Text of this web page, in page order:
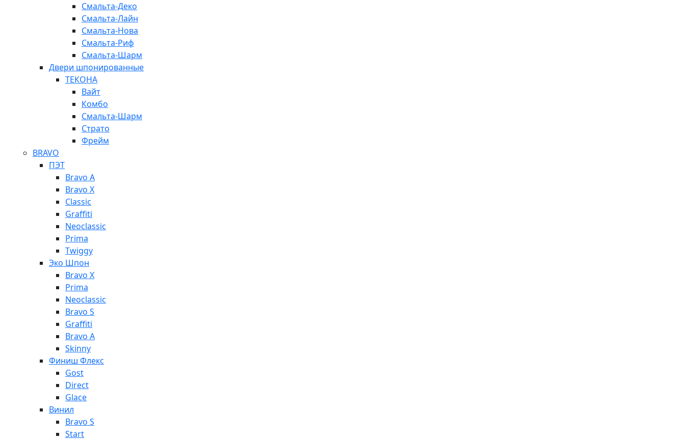
Смальта-Деко
Смальта-Лайн
Смальта-Нова
Смальта-Риф
Смальта-Шарм
Двери шпонированные
ТЕКОНА
Вайт
Комбо
Смальта-Шарм
Страто
Фрейм
BRAVO
ПЭТ
Bravo A
Bravo X
Classic
Graffiti
Neoclassic
Prima
Twiggy
Эко Шпон
Bravo X
Prima
Neoclassic
Bravo S
Graffiti
Bravo A
Skinny
Финиш Флекс
Gost
Direct
Glace
Винил
Bravo S
Start